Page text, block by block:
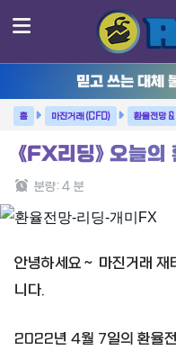
믿고 쓰는 대체
마진거래 (CFD) 환율전망 &
《FX리딩》 오늘
분량: 4 분
안녕하세요～ 마진거래 재
니다.
2022년 4월 7일의 환율